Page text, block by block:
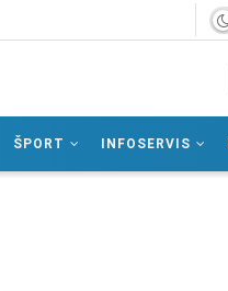
ŠPORT INFOSERVIS